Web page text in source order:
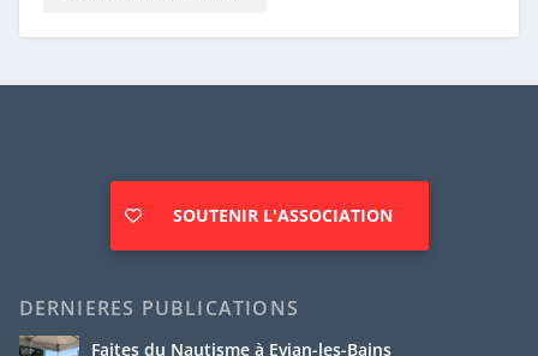
SOUTENIR L'ASSOCIATION
DERNIERES PUBLICATIONS
Faites du Nautisme à Evian-les-Bains